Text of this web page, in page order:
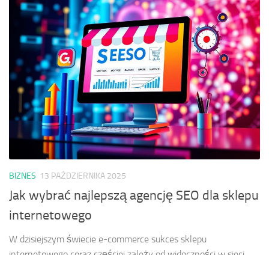
BIZNES 13 PAŹDZIERNIKA 2025
Jak wybrać najlepszą agencję SEO dla sklepu
internetowego
W dzisiejszym świecie e-commerce sukces sklepu